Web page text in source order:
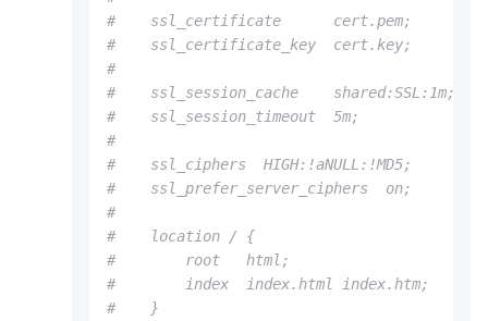
#    ssl_certificate      cert.pem;
#    ssl_certificate_key  cert.key;
#
#    ssl_session_cache    shared:SSL:1m;
#    ssl_session_timeout  5m;
#
#    ssl_ciphers  HIGH:!aNULL:!MD5;
#    ssl_prefer_server_ciphers  on;
#
#    location / {
#        root   html;
#        index  index.html index.htm;
#    }